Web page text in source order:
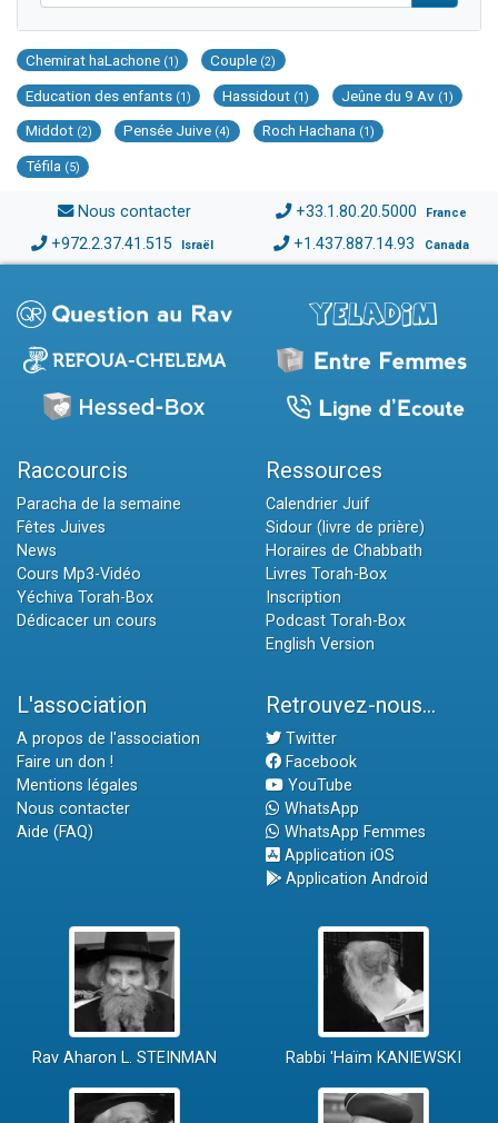
Chemirat haLachone (1) Couple (2)
Education des enfants (1) Hassidout (1) Jeûne du 9 Av (1)
Middot (2) Pensée Juive (4) Roch Hachana (1)
Téfila (5)
Nous contacter +33.1.80.20.5000 France
+972.2.37.41.515 Israël +1.437.887.14.93 Canada
Raccourcis
Paracha de la semaine
Fêtes Juives
News
Cours Mp3-Vidéo
Yéchiva Torah-Box
Dédicacer un cours
Ressources
Calendrier Juif
Sidour (livre de prière)
Horaires de Chabbath
Livres Torah-Box
Inscription
Podcast Torah-Box
English Version
L'association
A propos de l'association
Faire un don !
Mentions légales
Nous contacter
Aide (FAQ)
Retrouvez-nous...
Twitter
Facebook
YouTube
WhatsApp
WhatsApp Femmes
Application iOS
Application Android
Rav Aharon L. STEINMAN Rabbi 'Haïm KANIEWSKI